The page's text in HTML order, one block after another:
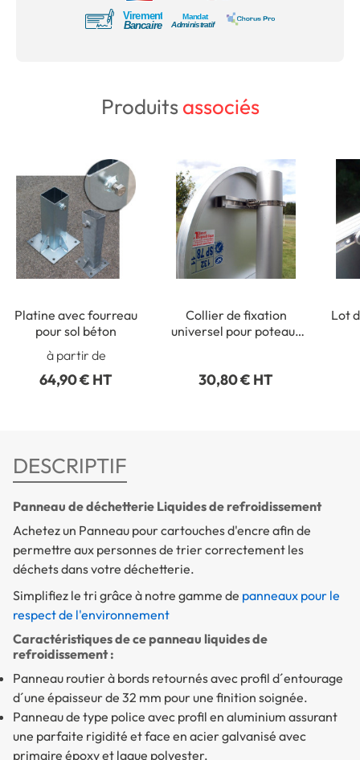
Produitsassociés
Platine avec fourreau
pour sol béton
à partir de
64,90 € HT
Collier de fixation
universel pour poteaux
30,80 € HT
Lot
DESCRIPTIF
Panneau de déchetterie Liquides de refroidissement
Achetez un Panneau pour cartouches d'encre afin de
permettre aux personnes de trier correctement les
déchets dans votre déchetterie.
Simplifiez le tri grâce à notre gamme de panneaux pour le
respect de l'environnement
Caractéristiques de ce panneau liquides de
refroidissement :
Panneau routier à bords retournés avec profil d´entourage
d´une épaisseur de 32 mm pour une finition soignée.
Panneau de type police avec profil en aluminium assurant
une parfaite rigidité et face en acier galvanisé avec
primaire époxy et laque polyester.